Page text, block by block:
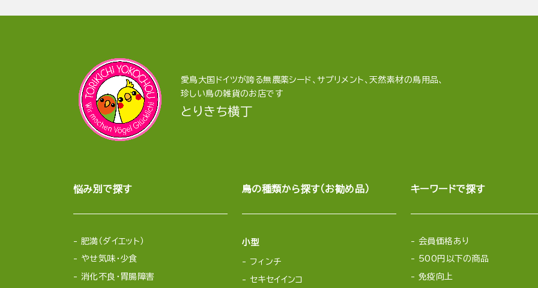
愛鳥大国ドイツが誇る無農薬シード、サプリメント、天然素材の鳥用品、
珍しい鳥の雑貨のお店です
とりきち横丁
悩み別で探す
肥満（ダイエット）
やせ気味・少食
消化不良・胃腸障害
鳥の種類から探す（お勧め品）
小型
フィンチ
セキセイインコ
キーワードで探す
会員価格あり
500円以下の商品
免疫向上